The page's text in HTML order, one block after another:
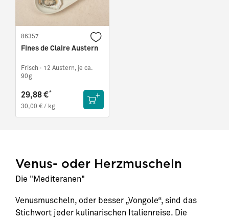
86357
Fines de Claire Austern
Frisch · 12 Austern, je ca.
90g
29,88 €*
30,00 € / kg
Venus- oder Herzmuscheln
Die "Mediteranen"
Venusmuscheln, oder besser „Vongole“, sind das
Stichwort jeder kulinarischen Italienreise. Die